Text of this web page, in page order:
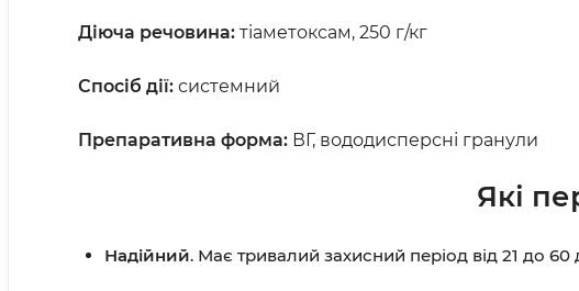
Діюча речовина: тіаметоксам, 250 г/кг
Спосіб дії: системний
Препаративна форма: ВГ, вододисперсні гранули
Які
Надійний. Має тривалий захисний період від 21 до 60